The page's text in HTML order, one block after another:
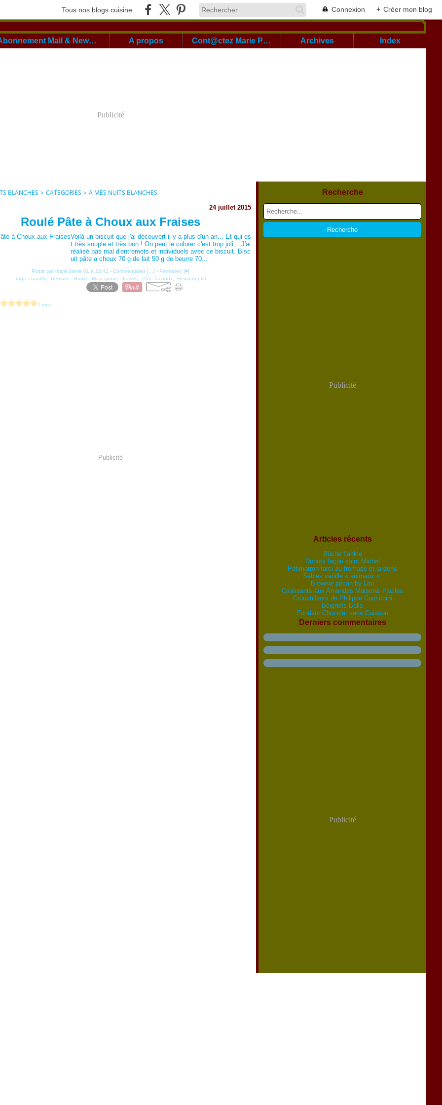
Tous nos blogs cuisine Connexion + Créer mon blog
Abonnement Mail & Newsletter A propos Cont@ctez Marie Pierre Archives Index
Publicité
BLANCHES > CATEGORIES > A MES NUITS BLANCHES
24 juillet 2015
Roulé Pâte à Choux aux Fraises
Voilà un biscuit que j'ai découvert il y a plus d'un an... Et qui es
t très souple et très bon ! On peut le colorer c'est trop joli... J'ai
réalisé pas mal d'entremets et individuels avec ce biscuit. Bisc
uit pâte a choux 70 g de lait 50 g de beurre 70...
Posté par marie pierre 01 à 23:42 - Commentaires [ ] - Permalien [#]
Tags: chantilly, Demarle Roulé Mascapone fraises Pâte à choux Flexipan plat
1 vote
Publicité
Recherche
Publicité
Articles récents
Bûche flankie
Donuts façon saint Michel
Potimarron farci au fromage et lardons
Sables vanille « animaux «
Brownie pécan by Lou
Croissants aux Amandes Maison& Faciles
Croustillants de Philippe Contichini
Beignets Balls
Fondant Chocolat sans Cuisson
Derniers commentaires
Publicité